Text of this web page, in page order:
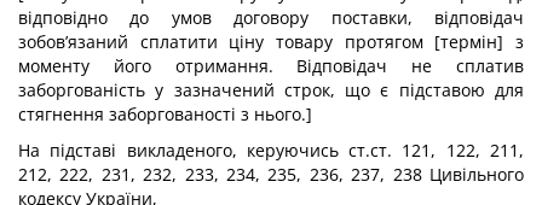
відповідно до умов договору поставки, відповідач
зобов’язаний сплатити ціну товару протягом [термін] з
моменту його отримання. Відповідач не сплатив
заборгованість у зазначений строк, що є підставою для
стягнення заборгованості з нього.]
На підставі викладеного, керуючись ст.ст. 121, 122, 211,
212, 222, 231, 232, 233, 234, 235, 236, 237, 238 Цивільного
кодексу України,